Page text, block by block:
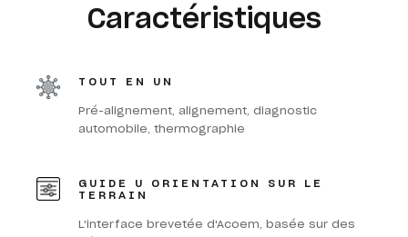
Caractéristiques
TOUT EN UN
Pré-alignement, alignement, diagnostic
automobile, thermographie
GUIDE U ORIENTATION SUR LE
TERRAIN
L'interface brevetée d'Acoem, basée sur des